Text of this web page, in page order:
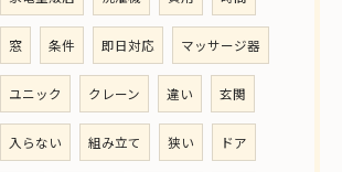
窓 条件 即日対応 マッサージ器
ユニック クレーン 違い 玄関
入らない 組み立て 狭い ドア